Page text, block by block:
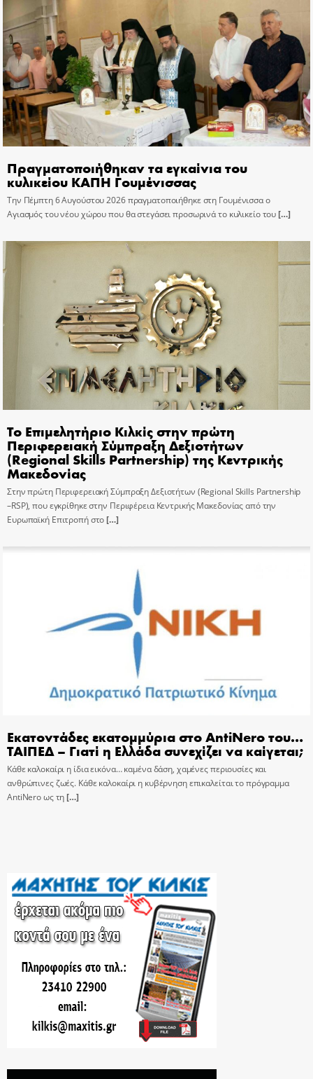
Πραγματοποιήθηκαν τα εγκαίνια του
κυλικείου ΚΑΠΗ Γουμένισσας
Την Πέμπτη 6 Αυγούστου 2026 πραγματοποιήθηκε στη Γουμένισσα ο
Αγιασμός του νέου χώρου που θα στεγάσει προσωρινά το κυλικείο του[…]
Το Επιμελητήριο Κιλκίς στην πρώτη
Περιφερειακή Σύμπραξη Δεξιοτήτων
(Regional Skills Partnership) της Κεντρικής
Μακεδονίας
Στην πρώτη Περιφερειακή Σύμπραξη Δεξιοτήτων (Regional Skills Partnership
–RSP), που εγκρίθηκε στην Περιφέρεια Κεντρικής Μακεδονίας από την
Ευρωπαϊκή Επιτροπή στο[…]
Εκατοντάδες εκατομμύρια στο AntiNero του…
ΤΑΙΠΕΔ – Γιατί η Ελλάδα συνεχίζει να καίγεται;
Κάθε καλοκαίρι η ίδια εικόνα… καμένα δάση, χαμένες περιουσίες και
ανθρώπινες ζωές. Κάθε καλοκαίρι η κυβέρνηση επικαλείται το πρόγραμμα
AntiNero ως τη[…]